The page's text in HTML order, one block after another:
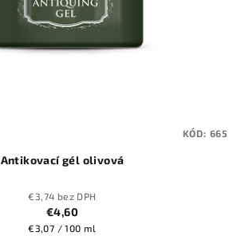
Antikovací gél olivová
€3,74 bez DPH
€4,60
Jednotková
€3,07 / 100 ml
KÓD: 665